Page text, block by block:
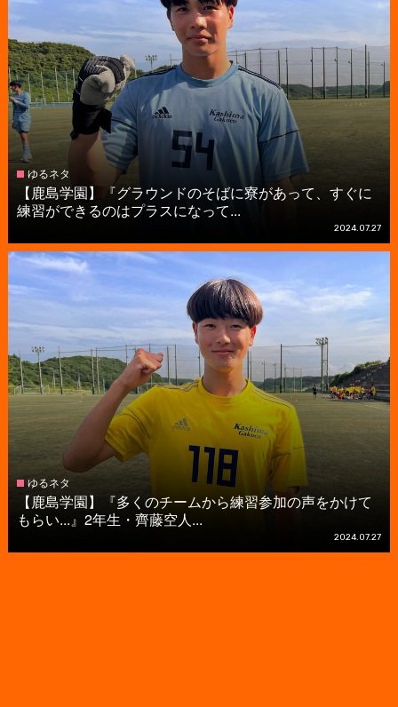
ゆるネタ
【鹿島学園】『グラウンドのそばに寮があって、すぐに
練習ができるのはプラスになって...
2024.07.27
ゆるネタ
【鹿島学園】『多くのチームから練習参加の声をかけて
もらい...』2年生・齊藤空人...
2024.07.27